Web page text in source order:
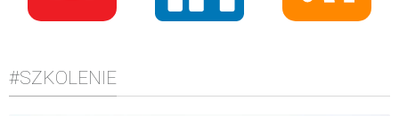
#SZKOLENIE